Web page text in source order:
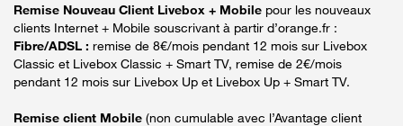
Remise Nouveau Client Livebox + Mobile pour les nouveaux
clients Internet + Mobile souscrivant à partir d’orange.fr :
Fibre/ADSL : remise de 8€/mois pendant 12 mois sur Livebox
Classic et Livebox Classic + Smart TV, remise de 2€/mois
pendant 12 mois sur Livebox Up et Livebox Up + Smart TV.
Remise client Mobile (non cumulable avec l’Avantage client